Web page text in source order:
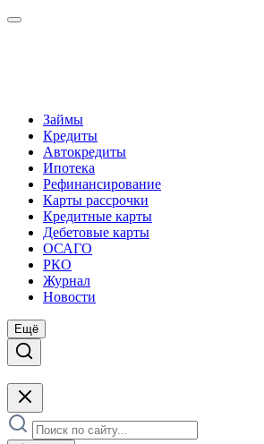
Займы
Кредиты
Автокредиты
Ипотека
Рефинансирование
Карты рассрочки
Кредитные карты
Дебетовые карты
ОСАГО
РКО
Журнал
Новости
Ещё